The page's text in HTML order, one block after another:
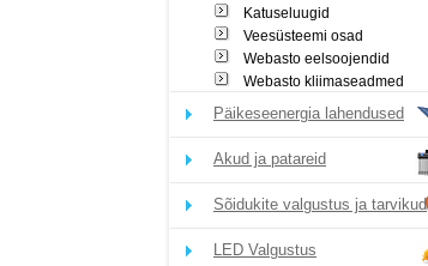
Katuseluugid
Veesüsteemi osad
Webasto eelsoojendid
Webasto kliimaseadmed
Päikeseenergia lahendused
Akud ja patareid
Sõidukite valgustus ja tarvikud
LED Valgustus